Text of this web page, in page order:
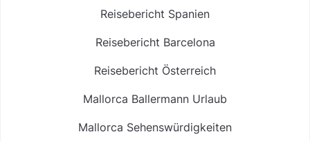
Reisebericht Spanien
Reisebericht Barcelona
Reisebericht Österreich
Mallorca Ballermann Urlaub
Mallorca Sehenswürdigkeiten